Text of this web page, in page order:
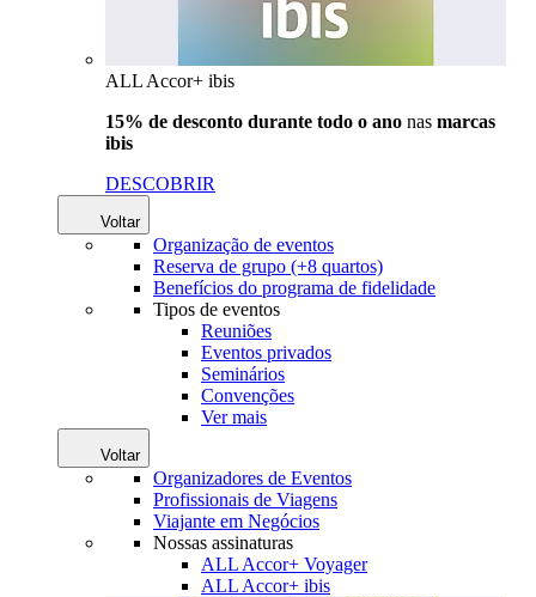
ALL Accor+ ibis
15% de desconto durante todo o ano nas marcas
ibis
DESCOBRIR
Voltar
Organização de eventos
Reserva de grupo (+8 quartos)
Benefícios do programa de fidelidade
Tipos de eventos
Reuniões
Eventos privados
Seminários
Convenções
Ver mais
Voltar
Organizadores de Eventos
Profissionais de Viagens
Viajante em Negócios
Nossas assinaturas
ALL Accor+ Voyager
ALL Accor+ ibis